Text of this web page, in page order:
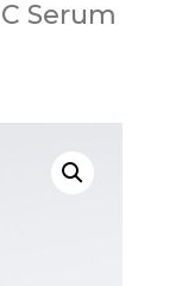
Serum